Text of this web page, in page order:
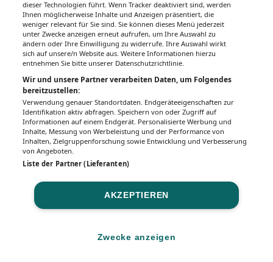
Hier finden Sie die aktuelle Ausgabe der
Gesundheitsberichterstattung in den 120
Wochenzeitungen der RegionalMedien
Austria sowie ein Archiv der vergangenen
Ausgaben.
dieser Technologien führt. Wenn Tracker deaktiviert sind, werden
Ihnen möglicherweise Inhalte und Anzeigen präsentiert, die
weniger relevant für Sie sind. Sie können dieses Menü jederzeit
unter Zwecke anzeigen erneut aufrufen, um Ihre Auswahl zu
ändern oder Ihre Einwilligung zu widerrufe. Ihre Auswahl wirkt
sich auf unsere/n Website aus. Weitere Informationen hierzu
entnehmen Sie bitte unserer Datenschutzrichtlinie.
Wir und unsere Partner verarbeiten Daten, um Folgendes
bereitzustellen:
Verwendung genauer Standortdaten. Endgeräteeigenschaften zur
Identifikation aktiv abfragen. Speichern von oder Zugriff auf
Informationen auf einem Endgerät. Personalisierte Werbung und
Inhalte, Messung von Werbeleistung und der Performance von
Inhalten, Zielgruppenforschung sowie Entwicklung und Verbesserung
von Angeboten.
Liste der Partner (Lieferanten)
AKZEPTIEREN
Zwecke anzeigen